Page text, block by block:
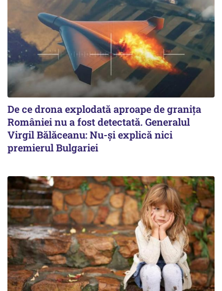
De ce drona explodată aproape de granița
României nu a fost detectată. Generalul
Virgil Bălăceanu: Nu-și explică nici
premierul Bulgariei